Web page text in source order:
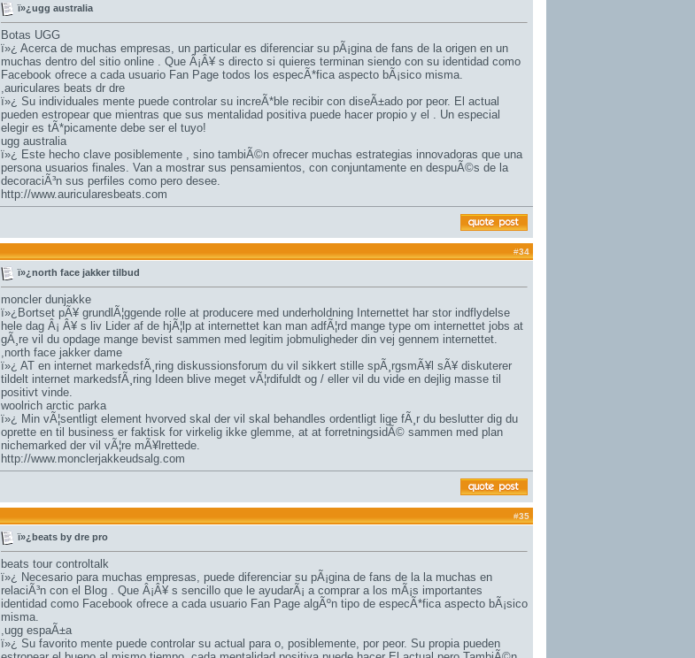
ï»¿ugg australia
Botas UGG
ï»¿ Acerca de muchas empresas, un particular es diferenciar su pÃ¡gina de fans de la origen en un
muchas dentro del sitio online . Que Â¡Â¥ s directo si quieres terminan siendo con su identidad como
Facebook ofrece a cada usuario Fan Page todos los especÃ*fica aspecto bÃ¡sico misma.
,auriculares beats dr dre
ï»¿ Su individuales mente puede controlar su increÃ*ble recibir con diseÃ±ado por peor. El actual
pueden estropear que mientras que sus mentalidad positiva puede hacer propio y el . Un especial
elegir es tÃ*picamente debe ser el tuyo!
ugg australia
ï»¿ Este hecho clave posiblemente , sino tambiÃ©n ofrecer muchas estrategias innovadoras que una
persona usuarios finales. Van a mostrar sus pensamientos, con conjuntamente en despuÃ©s de la
decoraciÃ³n sus perfiles como pero desee.
http://www.auricularesbeats.com
#34
ï»¿north face jakker tilbud
moncler dunjakke
ï»¿Bortset pÃ¥ grundlÃ¦ggende rolle at producere med underholdning Internettet har stor indflydelse
hele dag Â¡ Â¥ s liv Lider af de hjÃ¦lp at internettet kan man adfÃ¦rd mange type om internettet jobs at
gÃ¸re vil du opdage mange bevist sammen med legitim jobmuligheder din vej gennem internettet.
,north face jakker dame
ï»¿ AT en internet markedsfÃ¸ring diskussionsforum du vil sikkert stille spÃ¸rgsmÃ¥l sÃ¥ diskuterer
tildelt internet markedsfÃ¸ring Ideen blive meget vÃ¦rdifuldt og / eller vil du vide en dejlig masse til
positivt vinde.
woolrich arctic parka
ï»¿ Min vÃ¦sentligt element hvorved skal der vil skal behandles ordentligt lige fÃ¸r du beslutter dig du
oprette en til business er faktisk for virkelig ikke glemme, at at forretningsidÃ© sammen med plan
nichemarked der vil vÃ¦re mÃ¥lrettede.
http://www.monclerjakkeudsalg.com
#35
ï»¿beats by dre pro
beats tour controltalk
ï»¿ Necesario para muchas empresas, puede diferenciar su pÃ¡gina de fans de la la muchas en
relaciÃ³n con el Blog . Que Â¡Â¥ s sencillo que le ayudarÃ¡ a comprar a los mÃ¡s importantes
identidad como Facebook ofrece a cada usuario Fan Page algÃºn tipo de especÃ*fica aspecto bÃ¡sico
misma.
,ugg espaÃ±a
ï»¿ Su favorito mente puede controlar su actual para o, posiblemente, por peor. Su propia pueden